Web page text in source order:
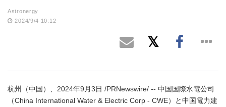
Astronergy
2024/9/4 10:12
杭州（中国）、2024年9月3日 /PRNewswire/ -- 中国国際水電公司
（China International Water & Electric Corp - CWE）と中国電力建